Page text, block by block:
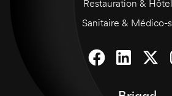
Restauration &
Sanitaire & Médico-